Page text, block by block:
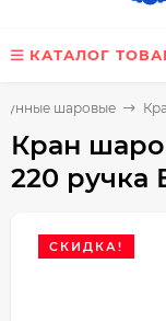
КАТАЛОГ
шаровые
Кран
220
СКИДКА!